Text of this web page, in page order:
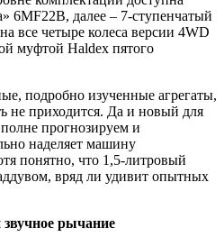
6MF22B, далее – 7-ступенчатый
все четыре колеса версии 4WD
муфтой Haldex пятого
подробно изученные агрегаты,
не приходится. Да и новый для
прогнозируем и
наделяет машину
понятно, что 1,5-литровый
вряд ли удивит опытных
звучное рычание